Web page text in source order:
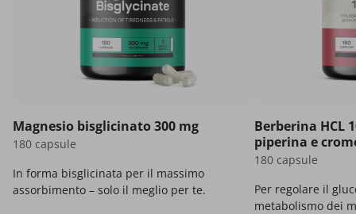
Magnesio bisglicinato 300 mg
180 capsule
In forma bisglicinata per il massimo
assorbimento – solo il meglio per te.
Berberina HCL
piperina e
180 capsule
Per regolare il
metabolismo dei